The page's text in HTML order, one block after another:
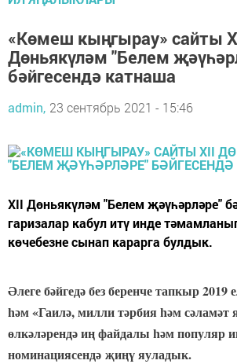
«Көмеш кыңгырау» сайты
Дөньякүләм "Белем
бәйгесендә катнаша
admin, 23 сентябрь 2021 - 15:46
XII Дөньякүләм "Белем җәүһәрләре"
гаризалар кабул итү инде
көчебезне сынап карарга булдык.
Әлеге бәйгедә без беренче тапкыр
һәм «Гаилә, милли тәрбия һәм сәламәт
өлкәләрендә иң файдалы һәм популяр
номинациясендә җиңү яуладык.